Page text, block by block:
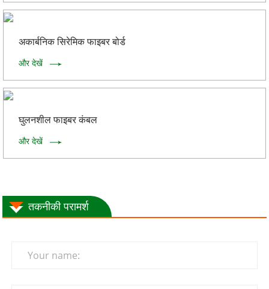
अकार्बनिक सिरेमिक फाइबर बोर्ड
और देखें
घुलनशील फाइबर कंबल
और देखें
तकनीकी परामर्श